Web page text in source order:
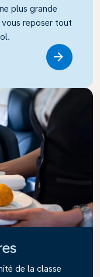
plus grande
reposer tout
de la classe